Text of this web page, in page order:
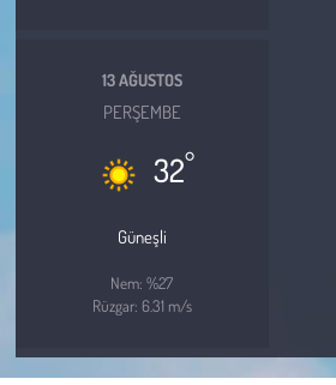
13 AĞUSTOS
PERŞEMBE
32°
Güneşli
Nem: %27
Rüzgar: 6.31 m/s